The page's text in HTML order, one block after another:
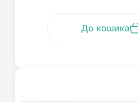
До кошика